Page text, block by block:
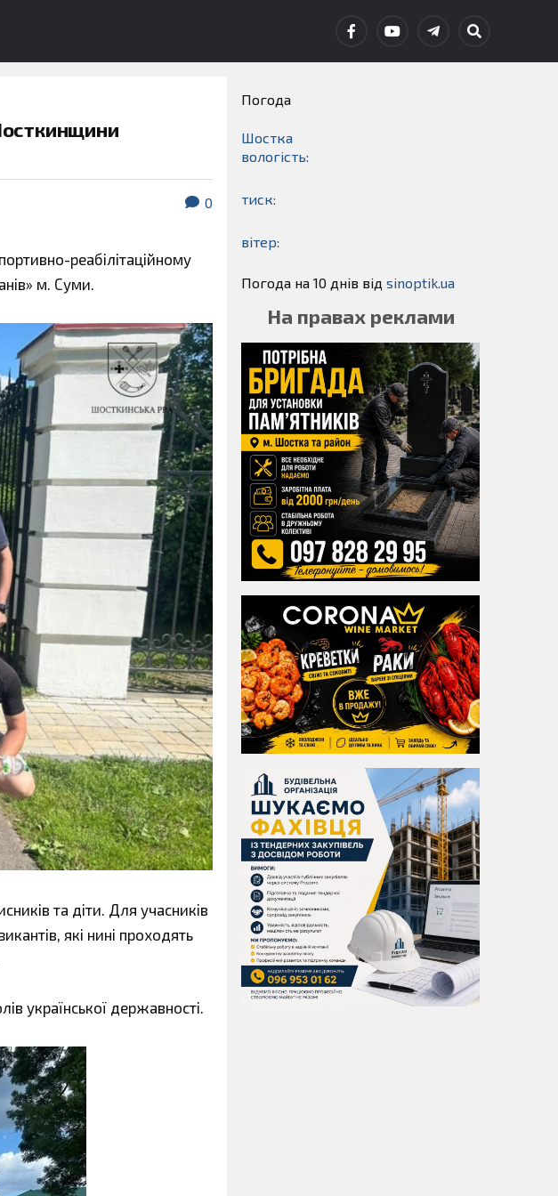
0
реабілітаційному
м. Суми.
та діти. Для учасників
які нині проходять
української державності.
Погода
Шостка
вологість:
тиск:
вітер:
Погода на 10 днів від sinoptik.ua
На правах реклами